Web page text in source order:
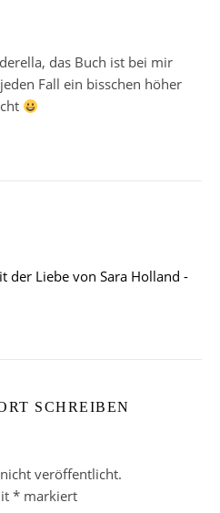
das Buch ist bei mir
Fall ein bisschen höher
der Liebe von Sara Holland -
SCHREIBEN
veröffentlicht.
* markiert